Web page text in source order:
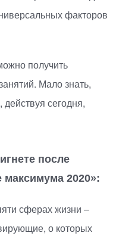
факторов
получить
Мало знать,
сегодня,
после
максимума 2020»:
сферах жизни –
о которых